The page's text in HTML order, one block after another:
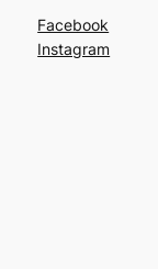
Facebook
Instagram